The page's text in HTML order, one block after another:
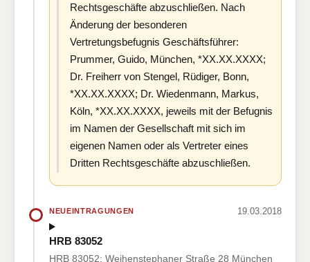
Rechtsgeschäfte abzuschließen. Nach
Änderung der besonderen
Vertretungsbefugnis Geschäftsführer:
Prummer, Guido, München, *XX.XX.XXXX;
Dr. Freiherr von Stengel, Rüdiger, Bonn,
*XX.XX.XXXX; Dr. Wiedenmann, Markus,
Köln, *XX.XX.XXXX, jeweils mit der Befugnis
im Namen der Gesellschaft mit sich im
eigenen Namen oder als Vertreter eines
Dritten Rechtsgeschäfte abzuschließen.
NEUEINTRAGUNGEN 19.03.2018
HRB 83052
HRB 83052: Weihenstephaner Straße 28 München